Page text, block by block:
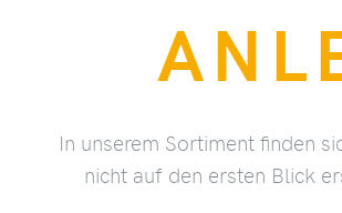
In unserem Sortiment finden
nicht auf den ersten Blick